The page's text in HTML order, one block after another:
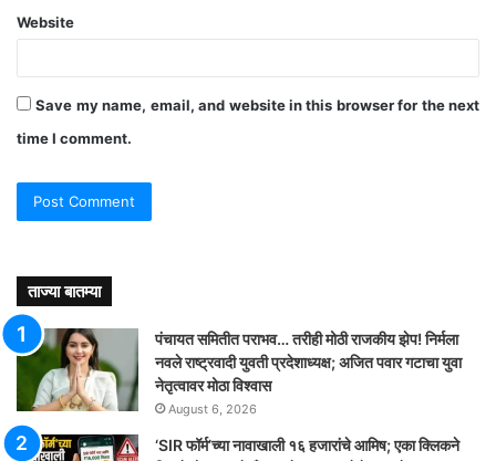
Website
Save my name, email, and website in this browser for the next
time I comment.
ताज्या बातम्या
पंचायत समितीत पराभव… तरीही मोठी राजकीय झेप! निर्मला
नवले राष्ट्रवादी युवती प्रदेशाध्यक्ष; अजित पवार गटाचा युवा
नेतृत्वावर मोठा विश्वास
August 6, 2026
‘SIR फॉर्म’च्या नावाखाली १६ हजारांचे आमिष; एका क्लिकने